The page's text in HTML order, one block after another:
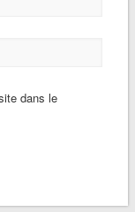
dans le